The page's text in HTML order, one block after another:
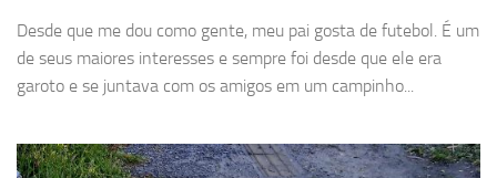
Desde que me dou como gente, meu pai gosta de futebol. É um
de seus maiores interesses e sempre foi desde que ele era
garoto e se juntava com os amigos em um campinho...